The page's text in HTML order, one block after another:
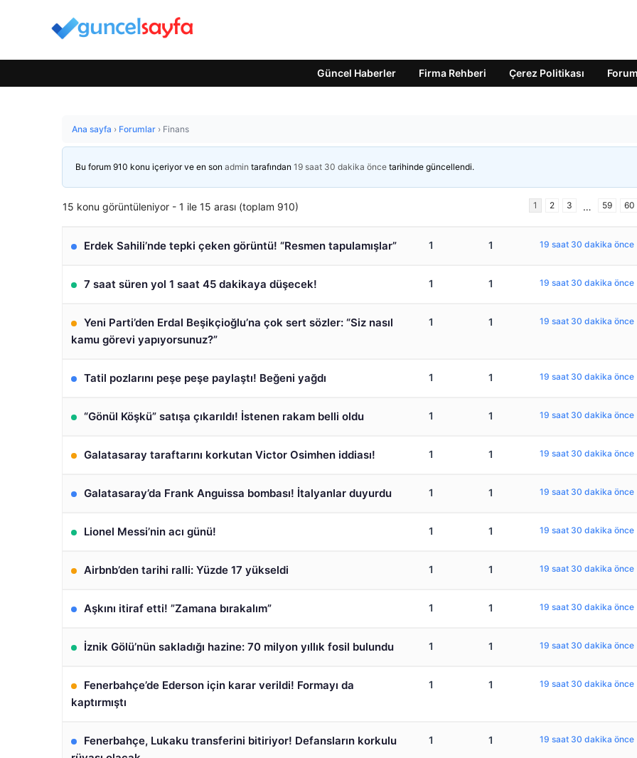
Güncel Haberler Firma Rehberi Çerez Politikası Forum
Ana sayfa › Forumlar › Finans
Bu forum 910 konu içeriyor ve en son admin tarafından 19 saat 30 dakika önce tarihinde güncellendi.
15 konu görüntüleniyor - 1 ile 15 arası (toplam 910) 1 2 3 … 59 60
Erdek Sahili’nde tepki çeken görüntü! “Resmen tapulamışlar” 1 1 19 saat 30 dakika önce
7 saat süren yol 1 saat 45 dakikaya düşecek! 1 1 19 saat 30 dakika önce
Yeni Parti’den Erdal Beşikçioğlu’na çok sert sözler: “Siz nasıl
kamu görevi yapıyorsunuz?”
1 1 19 saat 30 dakika önce
Tatil pozlarını peşe peşe paylaştı! Beğeni yağdı 1 1 19 saat 30 dakika önce
“Gönül Köşkü” satışa çıkarıldı! İstenen rakam belli oldu 1 1 19 saat 30 dakika önce
Galatasaray taraftarını korkutan Victor Osimhen iddiası! 1 1 19 saat 30 dakika önce
Galatasaray’da Frank Anguissa bombası! İtalyanlar duyurdu 1 1 19 saat 30 dakika önce
Lionel Messi’nin acı günü! 1 1 19 saat 30 dakika önce
Airbnb’den tarihi ralli: Yüzde 17 yükseldi 1 1 19 saat 30 dakika önce
Aşkını itiraf etti! ”Zamana bırakalım” 1 1 19 saat 30 dakika önce
İznik Gölü’nün sakladığı hazine: 70 milyon yıllık fosil bulundu 1 1 19 saat 30 dakika önce
Fenerbahçe’de Ederson için karar verildi! Formayı da
kaptırmıştı
1 1 19 saat 30 dakika önce
Fenerbahçe, Lukaku transferini bitiriyor! Defansların korkulu
1 1 19 saat 30 dakika önce